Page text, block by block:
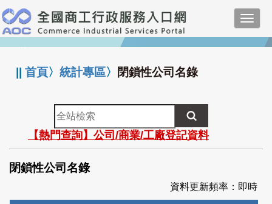
跳
到
主
要
:::
||首頁〉統計專區〉 閉鎖性公司名錄
全
站
檢
索
【熱門查詢】公司/商業/工廠登記資料
閉鎖性公司名錄
資料更新頻率：即時